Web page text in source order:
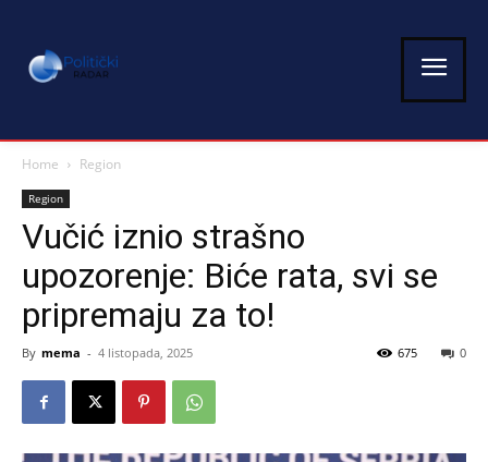
Home Region
Region
Vučić iznio strašno
upozorenje: Biće rata, svi se
pripremaju za to!
By mema - 4 listopada, 2025 0
675